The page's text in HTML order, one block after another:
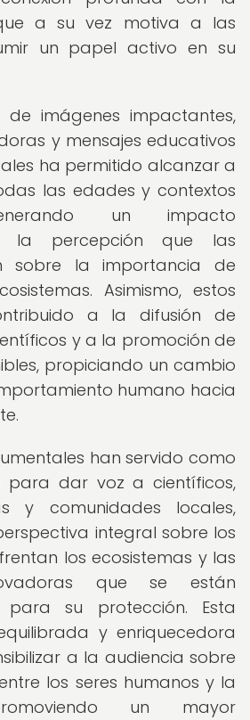
a su vez motiva a las
un papel activo en su
de imágenes impactantes,
y mensajes educativos
ha permitido alcanzar a
las edades y contextos
un impacto
la percepción que las
sobre la importancia de
Asimismo, estos
a la difusión de
y a la promoción de
propiciando un cambio
humano hacia
han servido como
dar voz a científicos,
y comunidades locales,
integral sobre los
los ecosistemas y las
que se están
para su protección. Esta
y enriquecedora
a la audiencia sobre
los seres humanos y la
un mayor